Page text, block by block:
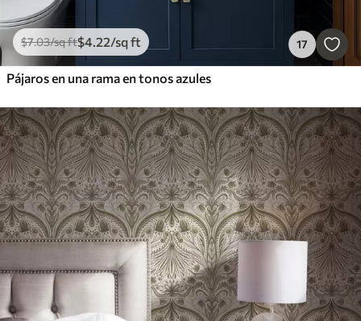
$7.03/sq ft$4.22/sq ft 17
Pájaros en una rama en tonos azules